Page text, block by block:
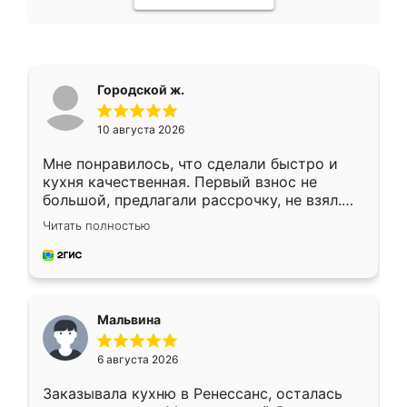
Городской ж.
10 августа 2026
Мне понравилось, что сделали быстро и
кухня качественная. Первый взнос не
большой, предлагали рассрочку, не взял.
Ждал меньше месяца, сборщик с прямыми
руками. По цене вышло адекватно.
Рекомендую!
Читать полностью
Мальвина
6 августа 2026
Заказывала кухню в Ренессанс, осталась